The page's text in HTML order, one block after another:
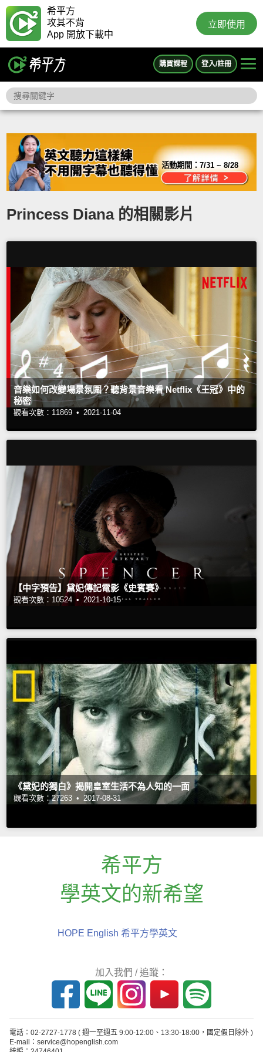
希平方
攻其不背
App 開放下載中
立即使用
購買課程 登入/註冊
活動期間：7/31 ~ 8/28
Princess Diana 的相關影片
音樂如何改變場景氛圍？聽背景音樂看 Netflix《王冠》中的
秘密
觀看次數：11869 • 2021-11-04
【中字預告】黛妃傳記電影《史賓賽》
觀看次數：10524 • 2021-10-15
《黛妃的獨白》揭開皇室生活不為人知的一面
觀看次數：27263 • 2017-08-31
希平方
學英文的新希望
HOPE English 希平方學英文
加入我們 / 追蹤：
電話：02-2727-1778 ( 週一至週五 9:00-12:00、13:30-18:00，國定假日除外 )
E-mail：service@hopenglish.com